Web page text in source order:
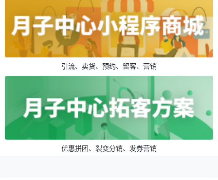
引流、卖货、预约、留客、营销
优惠拼团、裂变分销、发券营销